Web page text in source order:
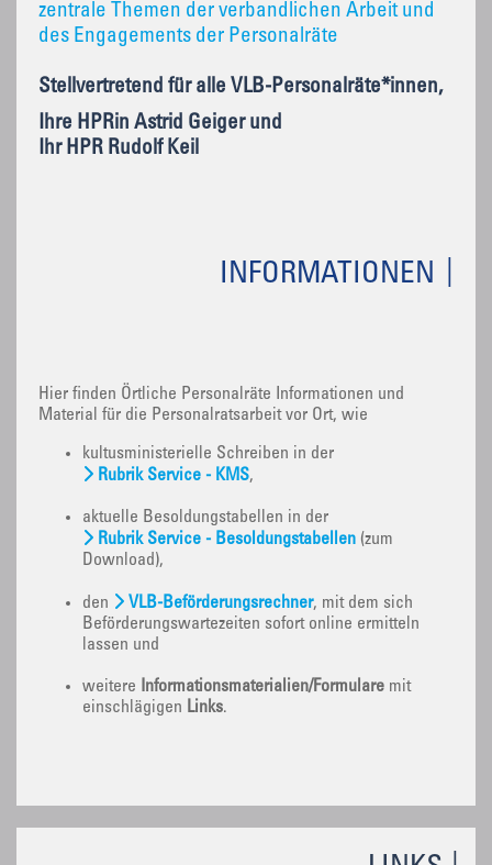
zentrale Themen der verbandlichen Arbeit und
des Engagements der Personalräte
Stellvertretend für alle VLB-Personalräte*innen,
Ihre HPRin Astrid Geiger und
Ihr HPR Rudolf Keil
INFORMATIONEN
Hier finden Örtliche Personalräte Informationen und
Material für die Personalratsarbeit vor Ort, wie
kultusministerielle Schreiben in der
Rubrik Service - KMS,
aktuelle Besoldungstabellen in der
Rubrik Service - Besoldungstabellen (zum
Download),
den VLB-Beförderungsrechner, mit dem sich
Beförderungswartezeiten sofort online ermitteln
lassen und
weitere Informationsmaterialien/Formulare mit
einschlägigen Links.